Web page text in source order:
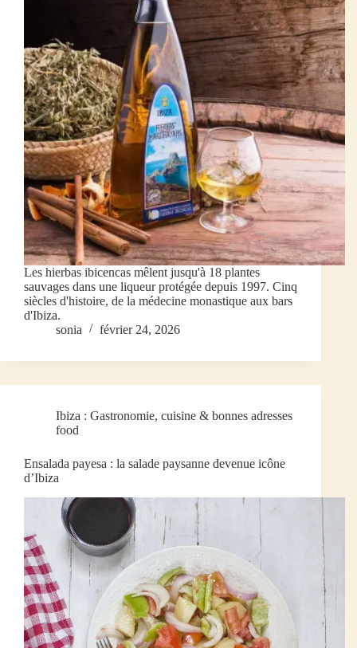
Les hierbas ibicencas mêlent jusqu'à 18 plantes
sauvages dans une liqueur protégée depuis 1997. Cinq
siècles d'histoire, de la médecine monastique aux bars
d'Ibiza.
sonia
février 24, 2026
Ibiza : Gastronomie, cuisine & bonnes adresses
food
Ensalada payesa : la salade paysanne devenue icône
d’Ibiza